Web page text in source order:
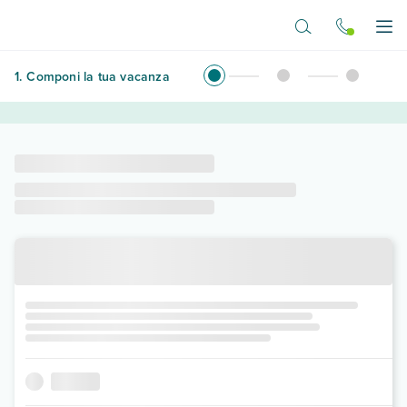
1. Componi la tua vacanza